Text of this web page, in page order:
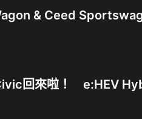
& Ceed
回來啦！ e:HEV